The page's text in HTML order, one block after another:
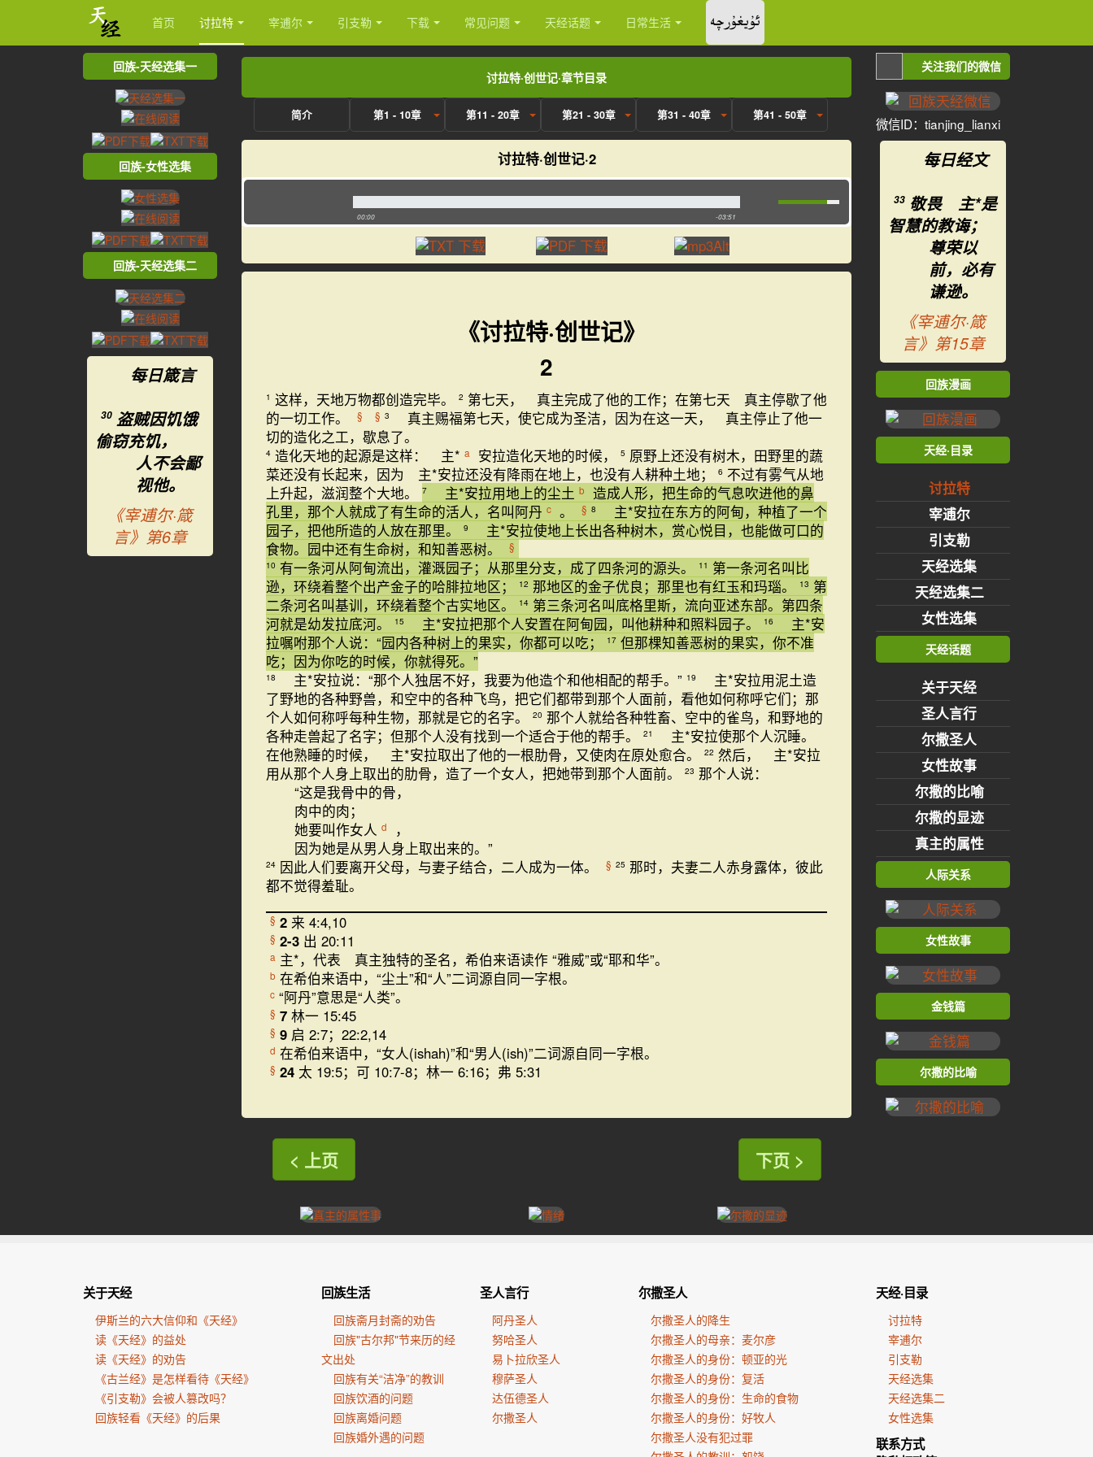
首页 讨拉特 宰逋尔 引支勒 下载 常见问题 天经话题 日常生活 ئۇيغۇرچە
讨拉特·创世记·章节目录
简介 第1 - 10章 第11 - 20章 第21 - 30章 第31 - 40章 第41 - 50章
讨拉特·创世记·2
00:00 -03:51
《讨拉特·创世记》
2
1 这样，天地万物都创造完毕。 2 第七天， 真主完成了他的工作；在第七天 真主停歇了他
的一切工作。
§ § 3
真主赐福第七天，使它成为圣洁，因为在这一天， 真主停止了他一
切的造化之工，歇息了。
4 造化天地的起源是这样： 主* a 安拉造化天地的时候， 5 原野上还没有树木，田野里的蔬
菜还没有长起来，因为 主*安拉还没有降雨在地上，也没有人耕种土地；
6 不过有雾气从地
上升起，滋润整个大地。
7 主*安拉用地上的尘土 b
造成人形，把生命的气息吹进他的鼻
孔里，那个人就成了有生命的活人，名叫阿丹 c 。 § 8
主*安拉在东方的阿甸，种植了一个
园子，把他所造的人放在那里。
9
主*安拉使地上长出各种树木，赏心悦目，也能做可口的
食物。园中还有生命树，和知善恶树。
§
10 有一条河从阿甸流出，灌溉园子；从那里分支，成了四条河的源头。 11 第一条河名叫比
逊，环绕着整个出产金子的哈腓拉地区；
12 那地区的金子优良；那里也有红玉和玛瑙。 13 第
二条河名叫基训，环绕着整个古实地区。
14 第三条河名叫底格里斯，流向亚述东部。第四条
河就是幼发拉底河。
15 主*安拉把那个人安置在阿甸园，叫他耕种和照料园子。 16
主*安
拉嘱咐那个人说：“园内各种树上的果实，你都可以吃；
17 但那棵知善恶树的果实，你不准
吃；因为你吃的时候，你就得死。”
18 主*安拉说：“那个人独居不好，我要为他造个和他相配的帮手。” 19
主*安拉用泥土造
了野地的各种野兽，和空中的各种飞鸟，把它们都带到那个人面前，看他如何称呼它们；那
个人如何称呼每种生物，那就是它的名字。
20 那个人就给各种牲畜、空中的雀鸟，和野地的
各种走兽起了名字；但那个人没有找到一个适合于他的帮手。
21
主*安拉使那个人沉睡。
在他熟睡的时候， 主*安拉取出了他的一根肋骨，又使肉在原处愈合。
22 然后， 主*安拉
用从那个人身上取出的肋骨，造了一个女人，把她带到那个人面前。
23 那个人说：
“这是我骨中的骨，
肉中的肉；
她要叫作女人 d
，
因为她是从男人身上取出来的。”
24 因此人们要离开父母，与妻子结合，二人成为一体。 § 25 那时，夫妻二人赤身露体，彼此
都不觉得羞耻。
§ 2 来 4:4,10
§ 2-3 出 20:11
a 主*，代表 真主独特的圣名，希伯来语读作 “雅威”或“耶和华”。
b 在希伯来语中，“尘土”和“人”二词源自同一字根。
c “阿丹”意思是“人类”。
§ 7 林一 15:45
§ 9 启 2:7；22:2,14
d 在希伯来语中，“女人(ishah)”和“男人(ish)”二词源自同一字根。
§ 24 太 19:5；可 10:7-8；林一 6:16；弗 5:31
< 上页 下页 >
回族-天经选集一
回族-女性选集
回族-天经选集二
每日箴言
30 盗贼因饥饿
偷窃充饥，
人不会鄙
视他。
《宰逋尔·箴
言》第6章
关注我们的微信
微信ID：tianjing_lianxi
每日经文
33 敬畏 主*是
智慧的教诲；
尊荣以
前，必有
谦逊。
《宰逋尔·箴
言》第15章
回族漫画
天经·目录
讨拉特
宰逋尔
引支勒
天经选集
天经选集二
女性选集
天经话题
关于天经
圣人言行
尔撒圣人
女性故事
尔撒的比喻
尔撒的显迹
真主的属性
人际关系
女性故事
金钱篇
尔撒的比喻
关于天经
伊斯兰的六大信仰和《天经》
读《天经》的益处
读《天经》的劝告
《古兰经》是怎样看待《天经》
《引支勒》会被人篡改吗？
回族轻看《天经》的后果
回族生活
回族斋月封斋的劝告
回族"古尔邦"节来历的经
文出处
回族有关“洁净”的教训
回族饮酒的问题
回族离婚问题
回族婚外遇的问题
圣人言行
阿丹圣人
努哈圣人
易卜拉欣圣人
穆萨圣人
达伍德圣人
尔撒圣人
尔撒圣人
尔撒圣人的降生
尔撒圣人的母亲：麦尔彦
尔撒圣人的身份：顿亚的光
尔撒圣人的身份：复活
尔撒圣人的身份：生命的食物
尔撒圣人的身份：好牧人
尔撒圣人没有犯过罪
天经·目录
讨拉特
宰逋尔
引支勒
天经选集
天经选集二
女性选集
联系方式